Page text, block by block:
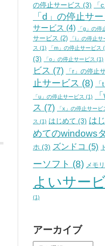
の停止サービス (3)
「d」の停止サ
サービス (4) 「g」の停
サービス (2) 「i」の停止サ
ス (1) 「m」の停止サービス
(3)
「o」の停止サービス (1)
ビス (7) 「r」の停止
止サービス (8)
「u」の停止サービス (1)
ス (7) 「x」の停止サービ
ス (1) はじめて (3) は
めてのwindows
ホ (3) ズンドコ (5)
ーソフト (8) メモリ
よいサー
(1)
アーカイブ